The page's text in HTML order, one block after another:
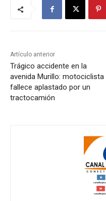
Artículo anterior
Trágico accidente en la
avenida Murillo: motociclista
fallece aplastado por un
tractocamión